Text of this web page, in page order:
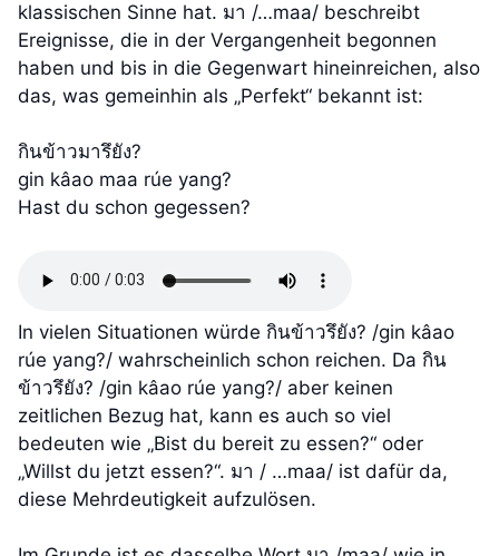
klassischen Sinne hat. มา /…maa/ beschreibt
Ereignisse, die in der Vergangenheit begonnen
haben und bis in die Gegenwart hineinreichen, also
das, was gemeinhin als „Perfekt“ bekannt ist:
กินข้าวมารึยัง?
gin kâao maa rúe yang?
Hast du schon gegessen?
In vielen Situationen würde กินข้าวรึยัง? /gin kâao
rúe yang?/ wahrscheinlich schon reichen. Da กิน
ข้าวรึยัง? /gin kâao rúe yang?/ aber keinen
zeitlichen Bezug hat, kann es auch so viel
bedeuten wie „Bist du bereit zu essen?“ oder
„Willst du jetzt essen?“. มา / …maa/ ist dafür da,
diese Mehrdeutigkeit aufzulösen.